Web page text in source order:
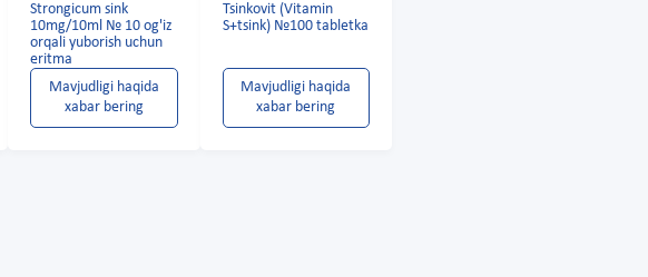
Strongicum sink
10mg/10ml № 10 og'iz
orqali yuborish uchun
eritma
Mavjudligi haqida
xabar bering
Tsinkovit (Vitamin
S+tsink) №100 tabletka
Mavjudligi haqida
xabar bering